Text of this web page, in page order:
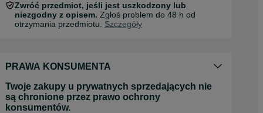
Zwróć przedmiot, jeśli jest uszkodzony lub
niezgodny z opisem. Zgłoś problem do 48 h od
otrzymania przedmiotu. Szczegóły
PRAWA KONSUMENTA
Twoje zakupy u prywatnych sprzedających nie
są chronione przez prawo ochrony
konsumentów.